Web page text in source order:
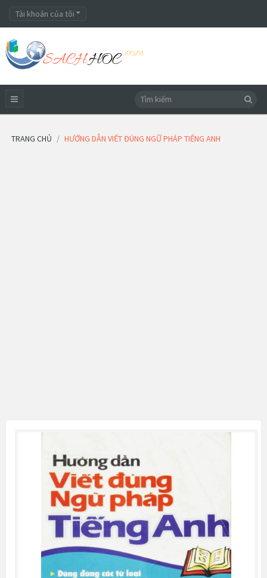
Tài khoản của tôi
TRANG CHỦ HƯỚNG DẪN VIẾT ĐÚNG NGỮ PHÁP TIẾNG ANH